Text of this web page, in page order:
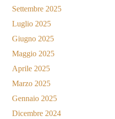
Settembre 2025
Luglio 2025
Giugno 2025
Maggio 2025
Aprile 2025
Marzo 2025
Gennaio 2025
Dicembre 2024